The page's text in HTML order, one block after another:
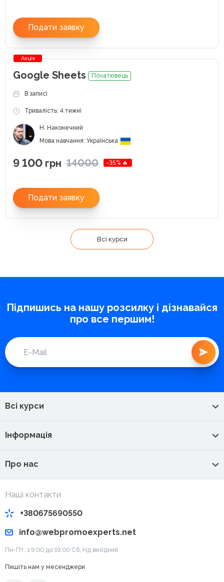
Подати заявку
Акція
Google Sheets Початківець
В записі
Тривалість: 4 тижні
Н. Наконечний
Мова навчання: Українська
9 100 грн 14000 -35% 🔥
Подати заявку
Всі курси
Підпишись на нашу розсилку і дізнавайся
про все першим!
Всі курси
Інформація
Про нас
Наші контакти
+380675690550
info@webpromoexperts.net
Пн-Пт: з 9:00 до 19:00 Cб, Нд вихідний
Пишіть нам у месенджери